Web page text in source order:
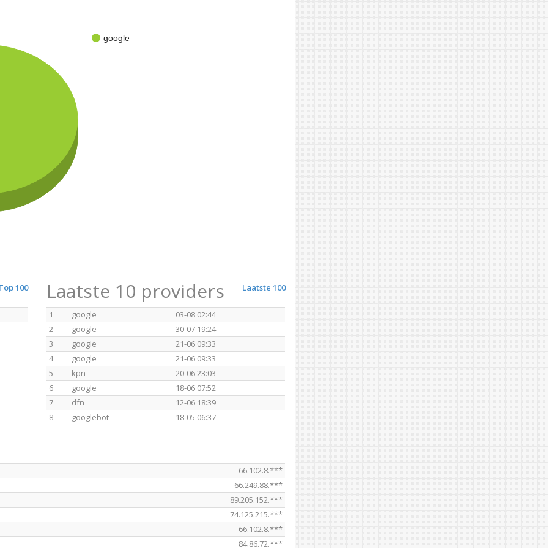
google
100 Laatste 100
Laatste 10 providers
1 google
03-08 02:44
2
google
30-07 19:24
3
google
21-06 09:33
4
google
21-06 09:33
5
kpn
20-06 23:03
6
google
18-06 07:52
7
dfn
12-06 18:39
8
googlebot 18-05 06:37
66.102.8.***
66.249.88.***
89.205.152.***
74.125.215.***
66.102.8.***
84.86.72.***